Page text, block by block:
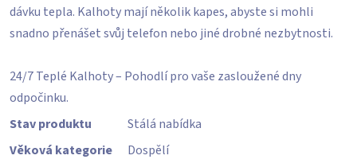
dávku tepla. Kalhoty mají několik kapes, abyste si mohli
snadno přenášet svůj telefon nebo jiné drobné nezbytnosti.
24/7 Teplé Kalhoty – Pohodlí pro vaše zasloužené dny
odpočinku.
Stav produktu
Stálá nabídka
Věková kategorie
Dospělí